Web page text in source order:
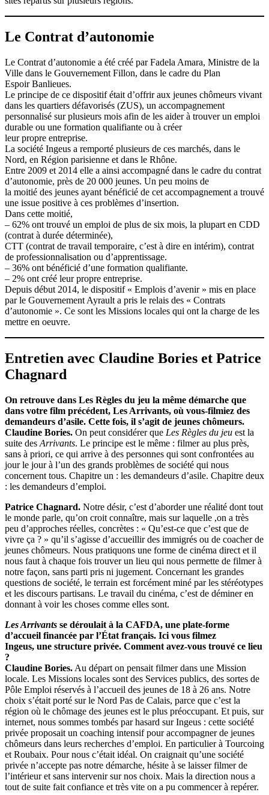
Le Contrat d’autonomie
Le Contrat d’autonomie a été créé par Fadela Amara, Ministre de la
Ville dans le Gouvernement Fillon, dans le cadre du Plan
Espoir Banlieues.
Le principe de ce dispositif était d’offrir aux jeunes chômeurs vivant
dans les quartiers défavorisés (ZUS), un accompagnement
personnalisé sur plusieurs mois afin de les aider à trouver un emploi
durable ou une formation qualifiante ou à créer
leur propre entreprise.
La société Ingeus a remporté plusieurs de ces marchés, dans le
Nord, en Région parisienne et dans le Rhône.
Entre 2009 et 2014 elle a ainsi accompagné dans le cadre du contrat
d’autonomie, près de 20 000 jeunes. Un peu moins de
la moitié des jeunes ayant bénéficié de cet accompagnement a trouvé
une issue positive à ces problèmes d’insertion.
Dans cette moitié,
– 62% ont trouvé un emploi de plus de six mois, la plupart en CDD
(contrat à durée déterminée),
CTT (contrat de travail temporaire, c’est à dire en intérim), contrat
de professionnalisation ou d’apprentissage.
– 36% ont bénéficié d’une formation qualifiante.
– 2% ont créé leur propre entreprise.
Depuis début 2014, le dispositif « Emplois d’avenir » mis en place
par le Gouvernement Ayrault a pris le relais des « Contrats
d’autonomie ». Ce sont les Missions locales qui ont la charge de les
mettre en oeuvre.
Entretien avec Claudine Bories et Patrice
Chagnard
On retrouve dans Les Règles du jeu la même démarche que
dans votre film précédent, Les Arrivants, où vous-filmiez des
demandeurs d’asile. Cette fois, il s’agit de jeunes chômeurs.
Claudine Bories. On peut considérer que Les Règles du jeu est la
suite des Arrivants. Le principe est le même : filmer au plus près,
sans à priori, ce qui arrive à des personnes qui sont confrontées au
jour le jour à l’un des grands problèmes de société qui nous
concernent tous. Chapitre un : les demandeurs d’asile. Chapitre deux
: les demandeurs d’emploi.
Patrice Chagnard. Notre désir, c’est d’aborder une réalité dont tout
le monde parle, qu’on croit connaître, mais sur laquelle ,on a très
peu d’approches réelles, concrètes : « Qu’est-ce que c’est que de
vivre ça ? » qu’il s’agisse d’accueillir des immigrés ou de coacher de
jeunes chômeurs. Nous pratiquons une forme de cinéma direct et il
nous faut à chaque fois trouver un lieu qui nous permette de filmer à
notre façon, sans parti pris ni jugement. Concernant les grandes
questions de société, le terrain est forcément miné par les stéréotypes
et les discours partisans. Le travail du cinéma, c’est de déminer en
donnant à voir les choses comme elles sont.
Les Arrivants se déroulait à la CAFDA, une plate-forme
d’accueil financée par l’État français. Ici vous filmez
Ingeus, une structure privée. Comment avez-vous trouvé ce lieu
?
Claudine Bories. Au départ on pensait filmer dans une Mission
locale. Les Missions locales sont des Services publics, des sortes de
Pôle Emploi réservés à l’accueil des jeunes de 18 à 26 ans. Notre
choix s’était porté sur le Nord Pas de Calais, parce que c’est la
région où le chômage des jeunes est le plus préoccupant. Et puis, sur
internet, nous sommes tombés par hasard sur Ingeus : cette société
privée proposait un coaching intensif pour accompagner de jeunes
chômeurs dans leurs recherches d’emploi. En particulier à Tourcoing
et Roubaix. Pour nous c’était idéal. On craignait qu’une société
privée n’accepte pas notre démarche, hésite à se laisser filmer de
l’intérieur et sans intervenir sur nos choix. Mais la direction nous a
tout de suite fait confiance et très vite on a pu commencer à repérer.